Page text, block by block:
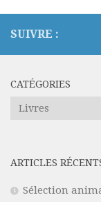
SUIVRE :
CATÉGORIES
Catégories
ARTICLES
Sélection